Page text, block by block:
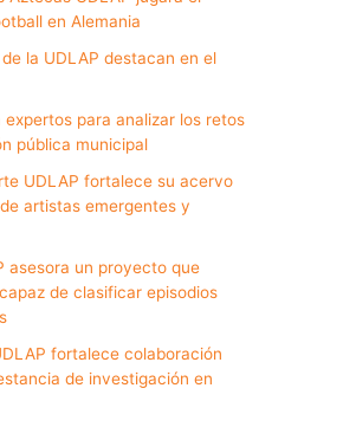
en Alemania
la UDLAP destacan en el
expertos para analizar los retos
pública municipal
UDLAP fortalece su acervo
artistas emergentes y
asesora un proyecto que
de clasificar episodios
fortalece colaboración
de investigación en